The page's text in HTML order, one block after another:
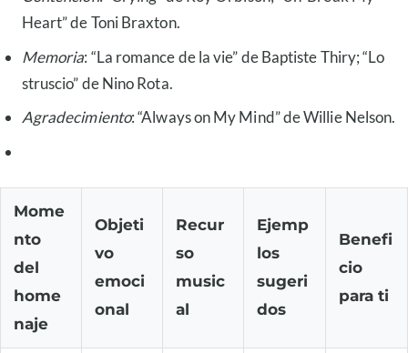
Heart” de Toni Braxton.
Memoria: “La romance de la vie” de Baptiste Thiry; “Lo
struscio” de Nino Rota.
Agradecimiento: “Always on My Mind” de Willie Nelson.
Mome
nto
del
home
naje
Objeti
vo
emoci
onal
Recur
so
music
al
Ejemp
los
sugeri
dos
Benefi
cio
para ti